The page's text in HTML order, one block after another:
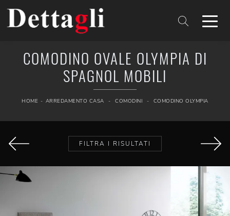
COMODINO OVALE OLYMPIA DI
SPAGNOL MOBILI
HOME - ARREDAMENTO CASA - COMODINI - COMODINO OLYMPIA
FILTRA I RISULTATI